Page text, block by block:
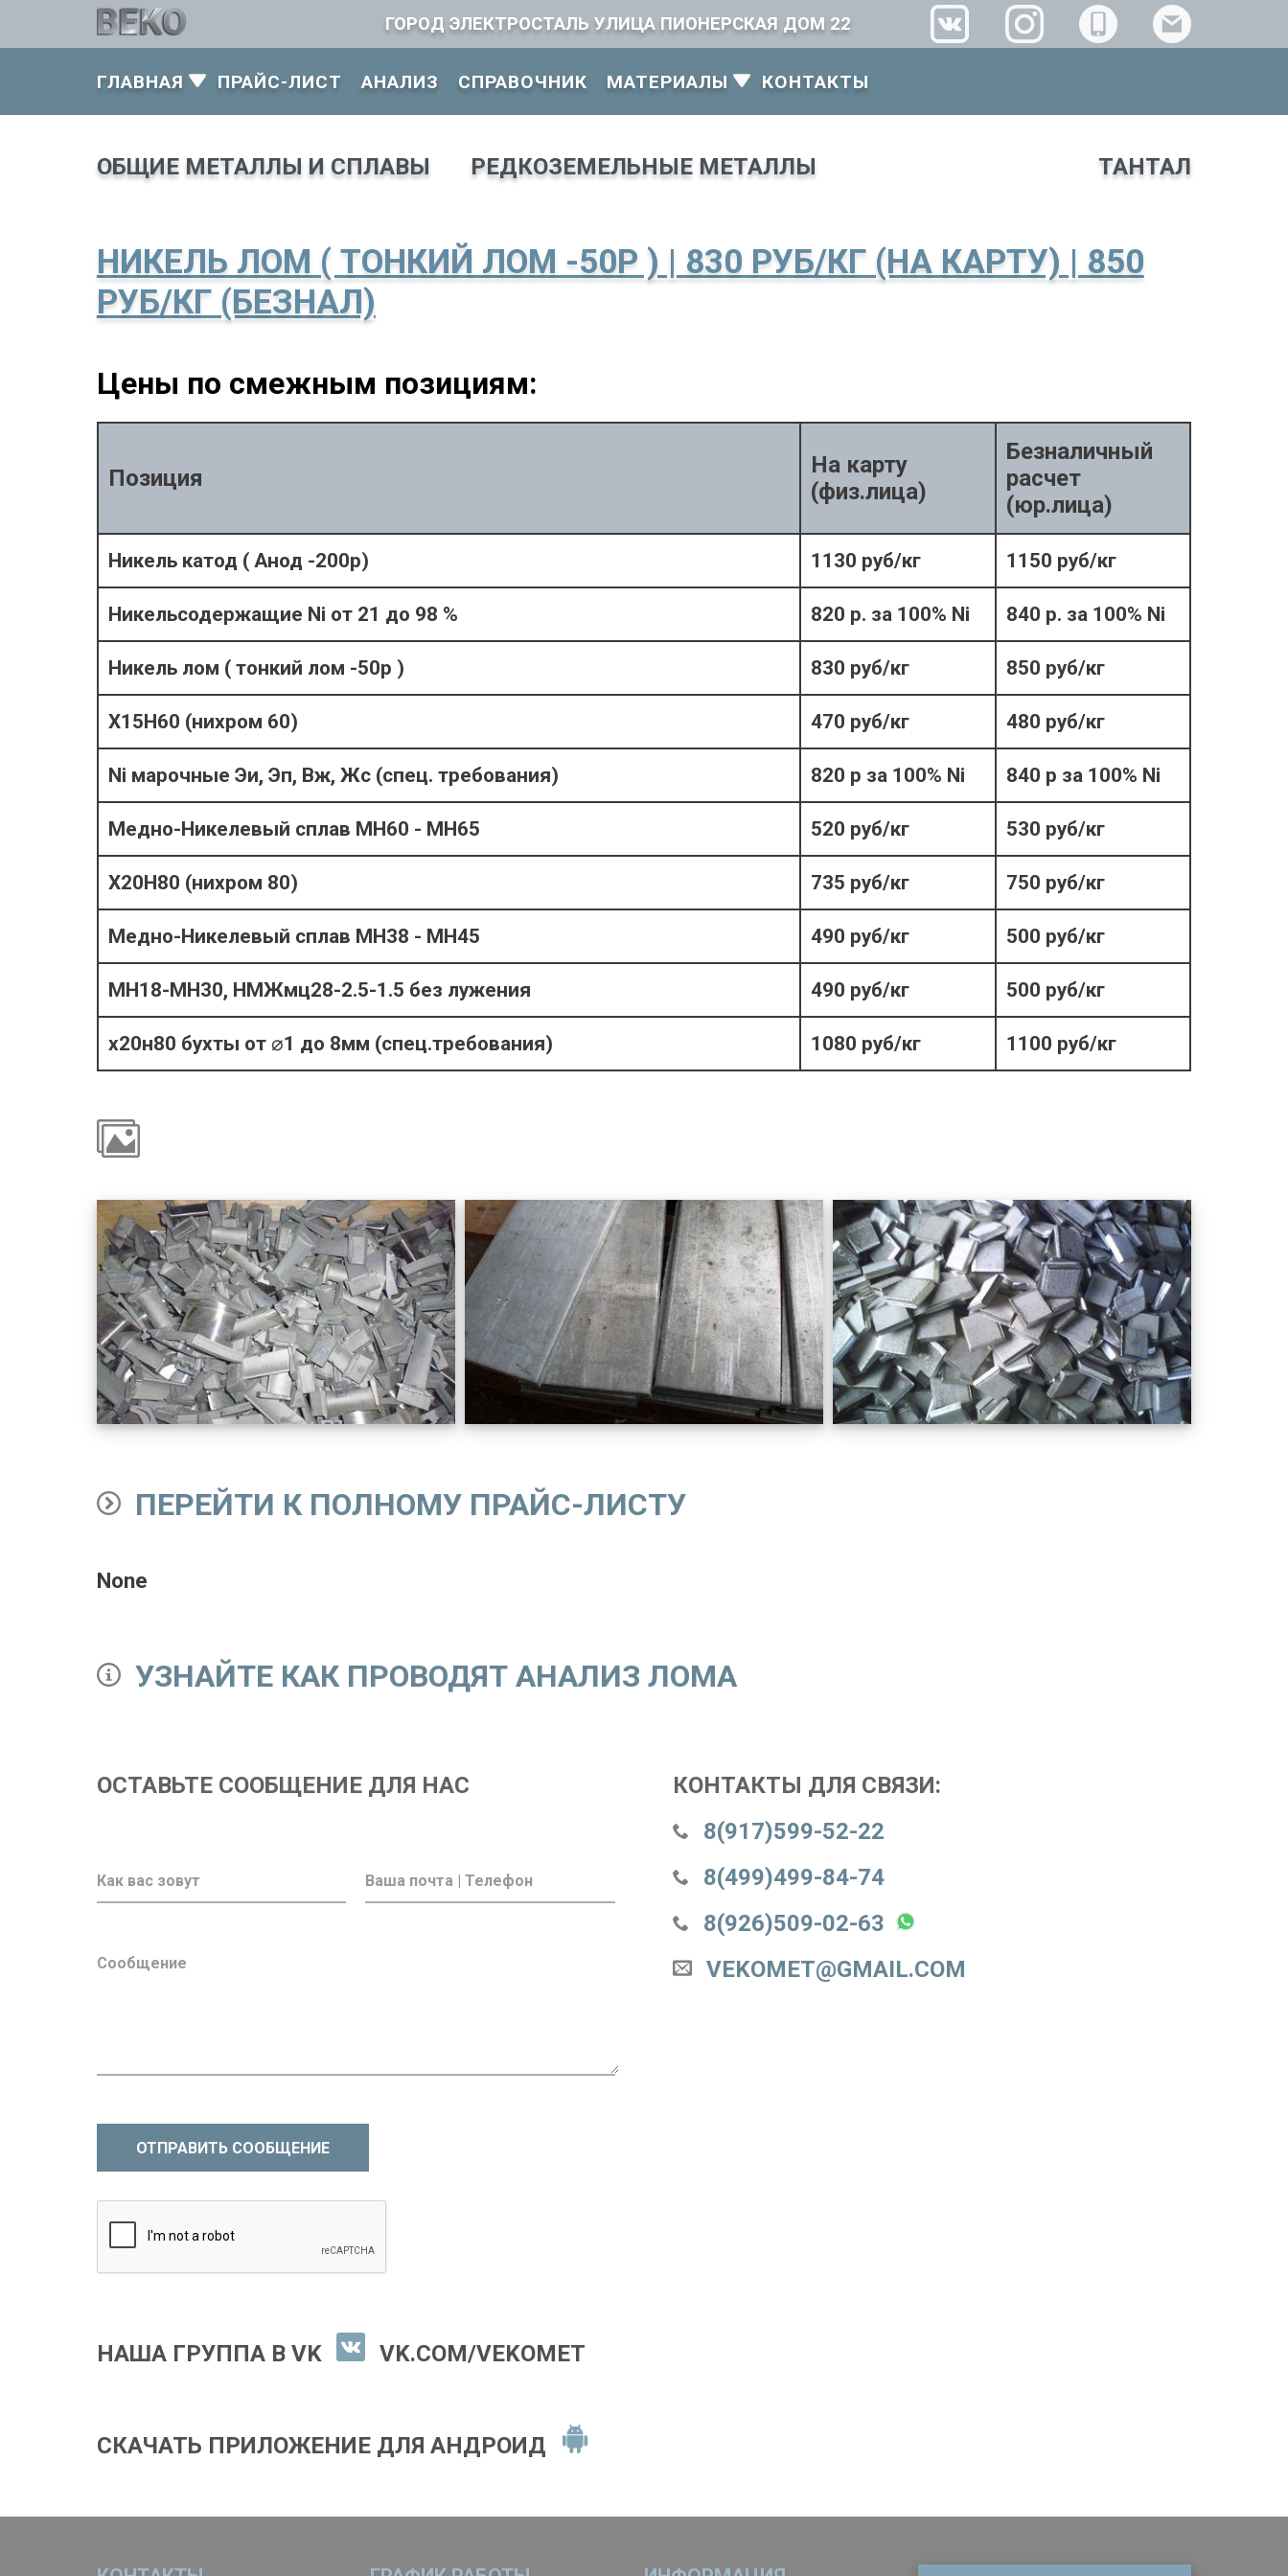
ГОРОД ЭЛЕКТРОСТАЛЬ УЛИЦА ПИОНЕРСКАЯ ДОМ 22
ГЛАВНАЯ ПРАЙС-ЛИСТ АНАЛИЗ СПРАВОЧНИК МАТЕРИАЛЫ КОНТАКТЫ
ОБЩИЕ МЕТАЛЛЫ И СПЛАВЫ РЕДКОЗЕМЕЛЬНЫЕ МЕТАЛЛЫ ТАНТАЛ
НИКЕЛЬ ЛОМ ( ТОНКИЙ ЛОМ -50Р ) | 830 РУБ/КГ (НА КАРТУ) | 850
РУБ/КГ (БЕЗНАЛ)
Цены по смежным позициям:
Позиция
На карту
(физ.лица)
Безналичный
расчет
(юр.лица)
Никель катод ( Анод -200р) 1130 руб/кг 1150 руб/кг
Никельсодержащие Ni от 21 до 98 % 820 р. за 100% Ni 840 р. за 100% Ni
Никель лом ( тонкий лом -50р ) 830 руб/кг 850 руб/кг
Х15Н60 (нихром 60) 470 руб/кг 480 руб/кг
Ni марочные Эи, Эп, Вж, Жс (спец. требования) 820 р за 100% Ni 840 р за 100% Ni
Медно-Никелевый сплав МН60 - МН65 520 руб/кг 530 руб/кг
Х20Н80 (нихром 80) 735 руб/кг 750 руб/кг
Медно-Никелевый сплав МН38 - МН45 490 руб/кг 500 руб/кг
МН18-МН30, НМЖмц28-2.5-1.5 без лужения 490 руб/кг 500 руб/кг
х20н80 бухты от ⌀1 до 8мм (спец.требования) 1080 руб/кг 1100 руб/кг
ПЕРЕЙТИ К ПОЛНОМУ ПРАЙС-ЛИСТУ
None
УЗНАЙТЕ КАК ПРОВОДЯТ АНАЛИЗ ЛОМА
ОСТАВЬТЕ СООБЩЕНИЕ ДЛЯ НАС
ОТПРАВИТЬ СООБЩЕНИЕ
КОНТАКТЫ ДЛЯ СВЯЗИ:
8(917)599-52-22
8(499)499-84-74
8(926)509-02-63
VEKOMET@GMAIL.COM
НАША ГРУППА В VK VK.COM/VEKOMET
СКАЧАТЬ ПРИЛОЖЕНИЕ ДЛЯ АНДРОИД